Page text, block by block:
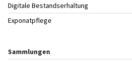
Digitale Bestandserhaltung
Exponatpflege
Sammlungen